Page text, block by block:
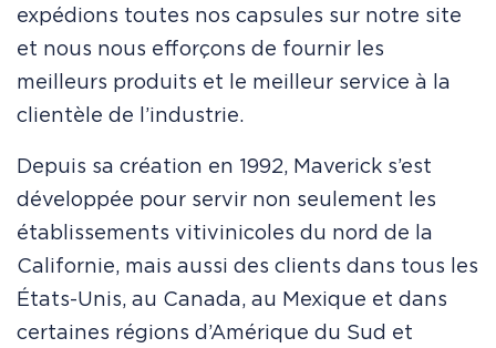
expédions toutes nos capsules sur notre site
et nous nous efforçons de fournir les
meilleurs produits et le meilleur service à la
clientèle de l’industrie.
Depuis sa création en 1992, Maverick s’est
développée pour servir non seulement les
établissements vitivinicoles du nord de la
Californie, mais aussi des clients dans tous les
États-Unis, au Canada, au Mexique et dans
certaines régions d’Amérique du Sud et